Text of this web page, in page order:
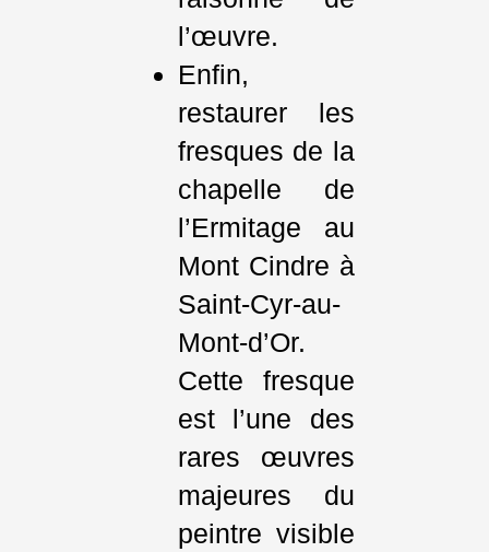
l’œuvre.
Enfin,
restaurer les
fresques de la
chapelle de
l’Ermitage au
Mont Cindre à
Saint-Cyr-au-
Mont-d’Or.
Cette fresque
est l’une des
rares œuvres
majeures du
peintre visible